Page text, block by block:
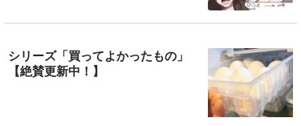
シリーズ「買ってよかったもの」
【絶賛更新中！】